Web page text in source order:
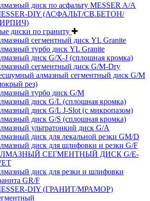
диск по асфальту MESSER A/A
DIY (АСФАЛЬТ/СВ.БЕТОН/
диски по граниту
сегментный диск YL Granite
турбо диск YL Granite
диск G/X-J (сплошная кромка)
сегментный диск G/M-Dry
алмазный сегментный диск G/M
рез)
турбо диск G/M
диск G/L (сплошная кромка)
диск G/L J-Slot (с микропазом)
диск G/S (сплошная кромка)
ультратонкий диск G/A
диск для лекальной резки GM/D
диск для шлифовки и резки G/F
СЕГМЕНТНЫЙ ДИСК G/E-
диск для резки и шлифовки
GR/F
DIY (ГРАНИТ/МРАМОР)